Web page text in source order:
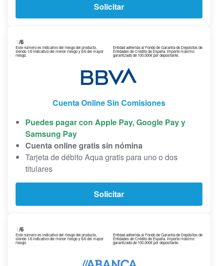
Solicitar
1/6
Este número es indicativo del riesgo del producto,
siendo 1/6 indicativo del menor riesgo y 6/6 del mayor
riesgo.
Entidad adherida al Fondo de Garantía de Depósitos de
Entidades de Crédito de España. Importe máximo
garantizado de 100.000€ por depositante.
Cuenta Online Sin Comisiones
Puedes pagar con Apple Pay, Google Pay y
Samsung Pay
Cuenta online gratis sin nómina
Tarjeta de débito Aqua gratis para uno o dos
titulares
Solicitar
1/6
Este número es indicativo del riesgo del producto,
siendo 1/6 indicativo del menor riesgo y 6/6 del mayor
riesgo.
Entidad adherida al Fondo de Garantía de Depósitos de
Entidades de Crédito de España. Importe máximo
garantizado de 100.000€ por depositante.